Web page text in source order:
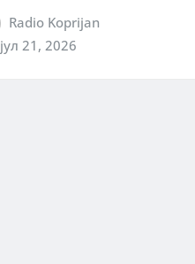
Radio Koprijan
јул 21, 2026